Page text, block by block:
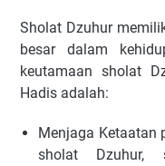
Sholat Dzuhur
besar dalam
keutamaan sholat
Hadis adalah:
Menjaga Ketaatan
sholat Dzuhur,